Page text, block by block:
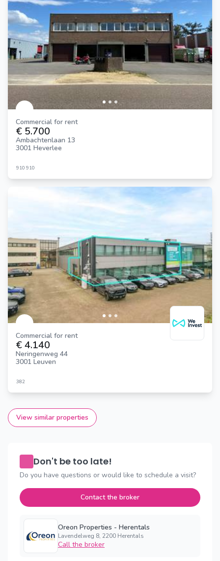
Commercial for rent
€ 5.700
Ambachtenlaan 13
3001 Heverlee
910 910
Commercial for rent
€ 4.140
Neringenweg 44
3001 Leuven
382
View similar properties
Don't be too late!
Do you have questions or would like to schedule a visit?
Contact the broker
Oreon Properties - Herentals
Lavendelweg 8, 2200 Herentals
Call the broker